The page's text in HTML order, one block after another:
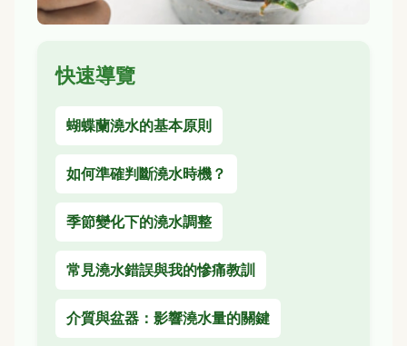
快速導覽
蝴蝶蘭澆水的基本原則
如何準確判斷澆水時機？
季節變化下的澆水調整
常見澆水錯誤與我的慘痛教訓
介質與盆器：影響澆水量的關鍵